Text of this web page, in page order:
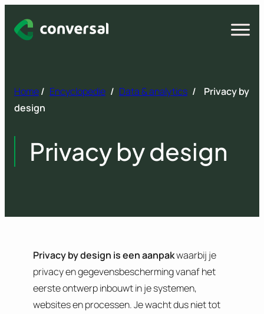
naar
Open
Home/ Encyclopedie / Data & analytics /
Privacy by
design
Privacy by design
Privacy by design is een aanpakwaarbij je
privacy en gegevensbescherming vanaf het
eerste ontwerp inbouwt in je systemen,
websites en processen. Je wacht dus niet tot